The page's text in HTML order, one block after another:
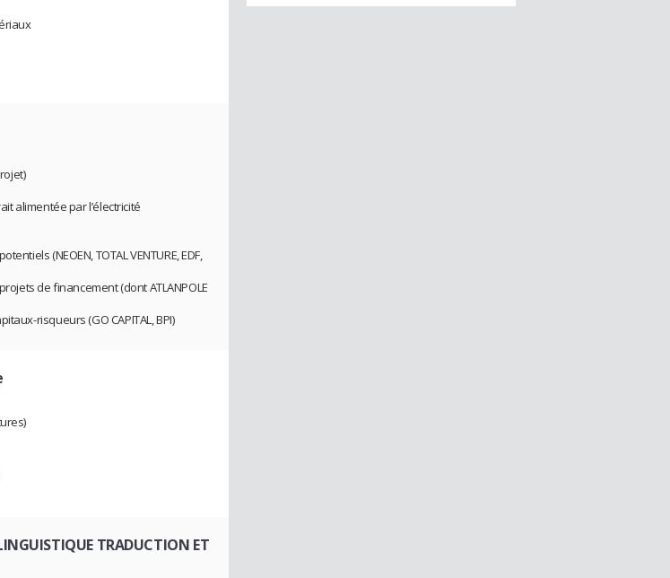
alimentée par l’électricité
(NEOEN, TOTAL VENTURE, EDF,
de financement (dont ATLANPOLE
risqueurs (GO CAPITAL, BPI)
TRADUCTION ET